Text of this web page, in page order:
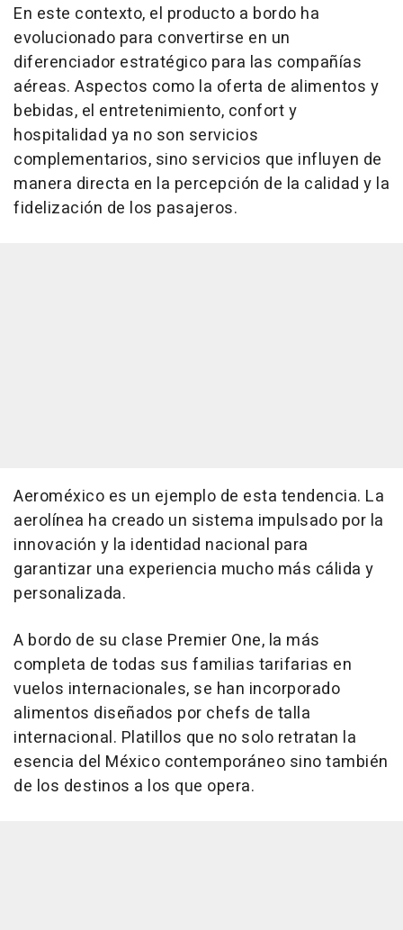
En este contexto, el producto a bordo ha
evolucionado para convertirse en un
diferenciador estratégico para las compañías
aéreas. Aspectos como la oferta de alimentos y
bebidas, el entretenimiento, confort y
hospitalidad ya no son servicios
complementarios, sino servicios que influyen de
manera directa en la percepción de la calidad y la
fidelización de los pasajeros.
Aeroméxico es un ejemplo de esta tendencia. La
aerolínea ha creado un sistema impulsado por la
innovación y la identidad nacional para
garantizar una experiencia mucho más cálida y
personalizada.
A bordo de su clase Premier One, la más
completa de todas sus familias tarifarias en
vuelos internacionales, se han incorporado
alimentos diseñados por chefs de talla
internacional. Platillos que no solo retratan la
esencia del México contemporáneo sino también
de los destinos a los que opera.